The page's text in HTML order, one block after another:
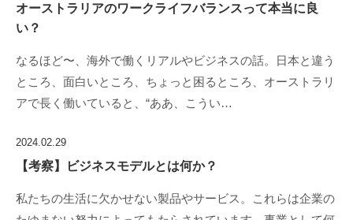
オーストラリアのワークライフバランスって本当に良
い？
なるほど〜、海外で働くリアルやビジネスの話。日本と違う
ところ、面白いところ、ちょっと困るところ、オーストラリ
アで長く働いていると、“ああ、こうい…
2024.02.29
【考察】ビジネスモデルとは何か？
私たちの生活に欠かせない製品やサービス。これらは企業の